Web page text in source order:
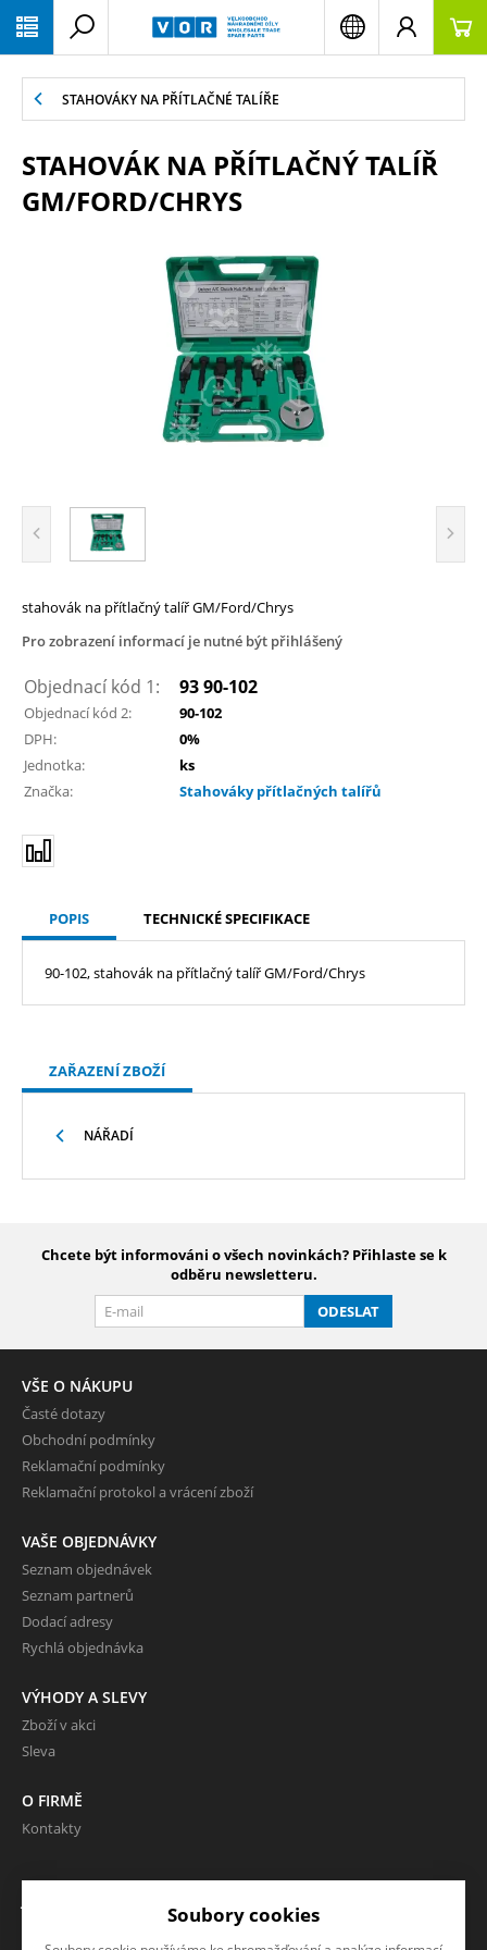
STAHOVÁKY NA PŘÍTLAČNÉ TALÍŘE
STAHOVÁK NA PŘÍTLAČNÝ TALÍŘ
GM/FORD/CHRYS
stahovák na přítlačný talíř GM/Ford/Chrys
Pro zobrazení informací je nutné být přihlášený
Objednací kód 1: 93 90-102
Objednací kód 2:
90-102
DPH:
0%
Jednotka:
ks
Značka:
Stahováky přítlačných talířů
POPIS TECHNICKÉ SPECIFIKACE
90-102, stahovák na přítlačný talíř GM/Ford/Chrys
ZAŘAZENÍ ZBOŽÍ
NÁŘADÍ
Chcete být informováni o všech novinkách? Přihlaste se k
odběru newsletteru.
ODESLAT
VŠE O NÁKUPU
Časté dotazy
Obchodní podmínky
Reklamační podmínky
Reklamační protokol a vrácení zboží
VAŠE OBJEDNÁVKY
Seznam objednávek
Seznam partnerů
Dodací adresy
Rychlá objednávka
VÝHODY A SLEVY
Zboží v akci
Sleva
O FIRMĚ
Kontakty
Soubory cookies